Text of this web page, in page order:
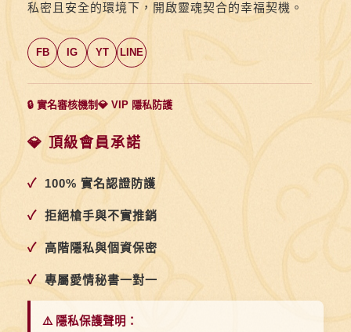
「不
可
不
拒
而
是
望
的
極
限
私密且安全的環境下，開啟靈魂契合的幸福契機。
FB IG YT LINE
🔒 實名審核機制💎 VIP 隱私防護
💎 頂級會員承諾
✓ 100% 實名認證防護
✓ 拒絕槍手與不實推銷
✓ 高階隱私與個資保密
✓ 專屬愛情秘書一對一
⚠️ 隱私保護聲明：